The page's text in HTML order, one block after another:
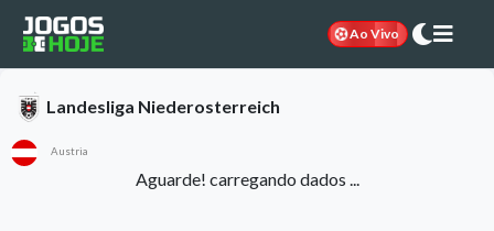
Ao Vivo
Landesliga Niederosterreich
Austria
Aguarde! carregando dados ...